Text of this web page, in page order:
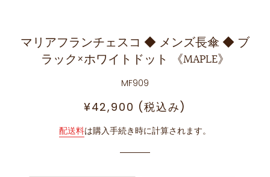
マリアフランチェスコ ◆ メンズ長傘 ◆ ブ
ラック×ホワイトドット 《MAPLE》
MF909
通
価
セ
ル
¥42,900 (税込み)
配送料は購入手続き時に計算されます。